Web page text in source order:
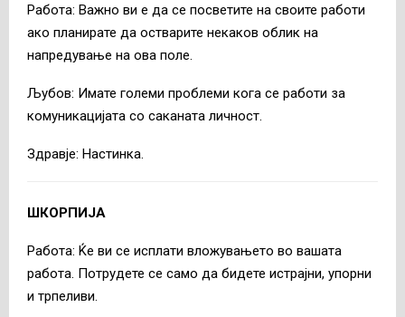
Работа: Важно ви е да се посветите на своите работи
ако планирате да остварите некаков облик на
напредување на ова поле.
Љубов: Имате големи проблеми кога се работи за
комуникацијата со саканата личност.
Здравје: Настинка.
ШКОРПИЈА
Работа: Ќе ви се исплати вложувањето во вашата
работа. Потрудете се само да бидете истрајни, упорни
и трпеливи.